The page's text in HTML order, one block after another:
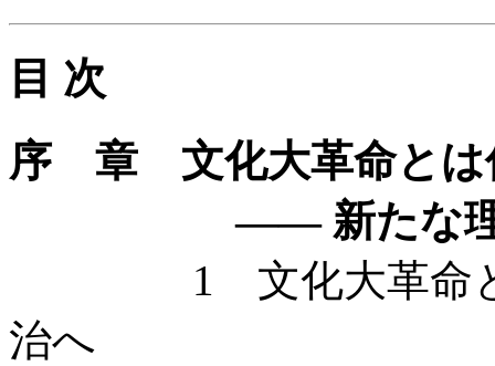
目 次
序 章 文化大革命とは
—— 新たな理解
1 文化大革命と人
治へ